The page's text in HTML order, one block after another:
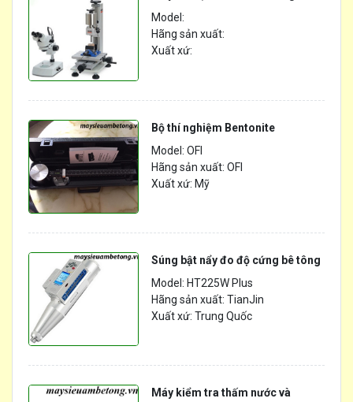
Model:
Hãng sản xuất:
Xuất xứ:
Bộ thí nghiệm Bentonite
Model: OFI
Hãng sản xuất: OFI
Xuất xứ: Mỹ
Súng bật nẩy đo độ cứng bê tông
Model: HT225W Plus
Hãng sản xuất: TianJin
Xuất xứ: Trung Quốc
Máy kiểm tra thấm nước và